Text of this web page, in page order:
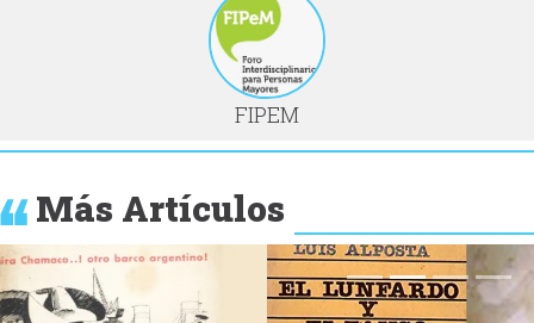
FIPEM
Más Artículos